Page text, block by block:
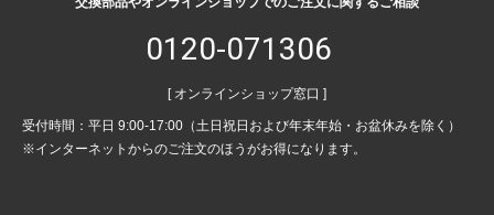
0120-071306
[ オンラインショップ窓口 ]
受付時間：平日 9:00-17:00（土日祝日および年末年始・お盆休みを除く）
※インターネットからのご注文のほうがお得になります。